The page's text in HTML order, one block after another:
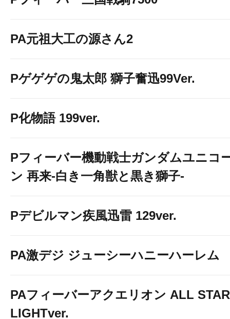
PA元祖大工の源さん2
Pゲゲゲの鬼太郎 獅子奮迅99Ver.
P化物語 199ver.
Pフィーバー機動戦士ガンダムユニコ
ン 再来-白き一角獣と黒き獅子-
Pデビルマン疾風迅雷 129ver.
PA激デジ ジューシーハニーハーレム
PAフィーバーアクエリオン ALL
LIGHTver.